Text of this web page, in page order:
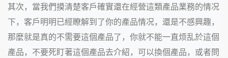
其次，當我們摸清楚客戶確實還在經營這類產品業務的情况
下，客戶明明已經瞭解到了你的產品情况，還是不感興趣，
那麼就是真的不需要這個產品了，你就不能一直烦乱於這個
產品，不要死盯著這個產品去介紹，可以換個產品，或者問